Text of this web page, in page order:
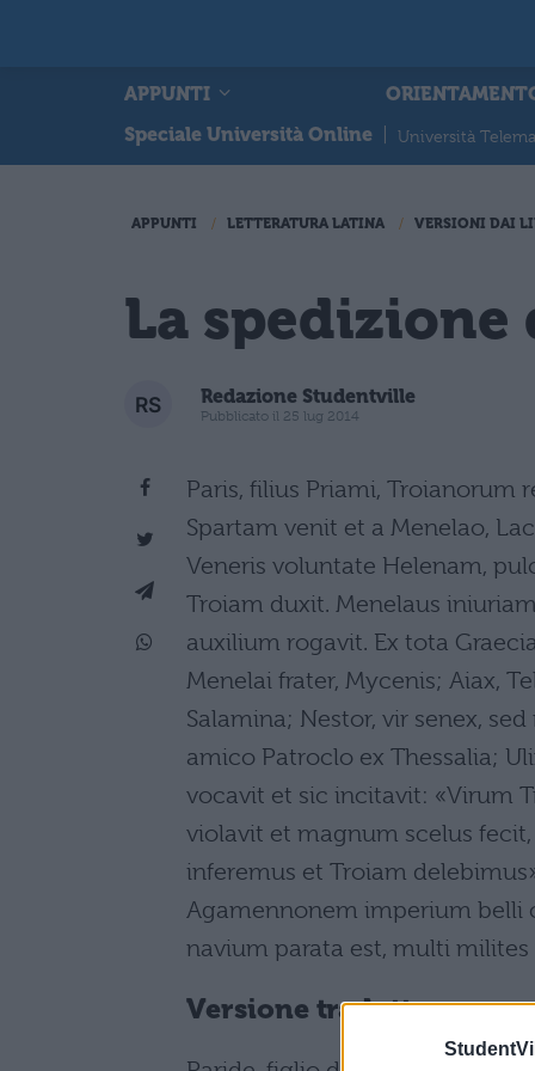
APPUNTI
Speciale Università Online
Università
APPUNTI LETTERATURA LATINA VERSIONI DAI
La
Redazione Studentville
Pubblicato il 25 lug 2014
Paris, filius Priami, Troianorum
Spartam venit et a Menelao,
Veneris voluntate Helenam,
Troiam duxit. Menelaus
auxilium rogavit. Ex tota
Menelai frater, Mycenis; Aiax,
Salamina; Nestor, vir senex,
amico Patroclo ex Thessalia;
vocavit et sic incitavit: «Virum
violavit et magnum scelus
inferemus et Troiam
Agamennonem imperium belli
navium parata est, multi
Versione tradotta